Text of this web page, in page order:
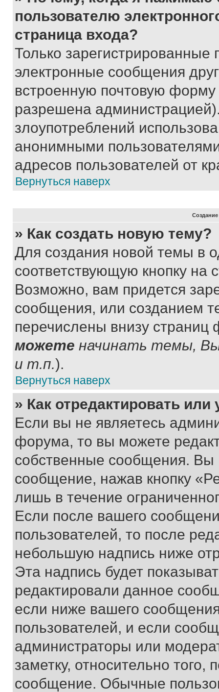
пользователю
страница входа?
Только зарегистрированные
электронные сообщения
встроенную почтовую
разрешена
злоупотреблений
анонимными
адресов пользователей от
Вернуться наверх
» Как создать новую тему?
Для создания новой темы в
соответствующую кнопку
Возможно, вам придется
сообщения, или созданием
перечислены внизу
можете начинать темы,
и т.п.).
Вернуться наверх
» Как отредактировать
Если вы не являетесь
форума, то вы можете
собственные сообщения. Вы
сообщение, нажав кнопку
лишь в течение
Если после вашего
пользователей, то после
небольшую надпись ниже
Эта надпись будет
редактировали данное
если ниже вашего
пользователей, и если
администраторы или
заметку, относительно
сообщение. Обычные